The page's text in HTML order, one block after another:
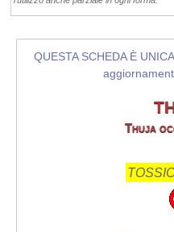
QUESTA SCHEDA È
Thuja